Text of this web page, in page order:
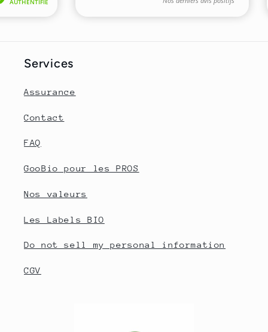
Services
Assurance
Contact
FAQ
GooBio pour les PROS
Nos valeurs
Les Labels BIO
Do not sell my personal information
CGV